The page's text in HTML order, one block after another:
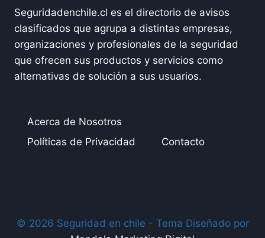
Seguridadenchile.cl es el directorio de avisos
clasificados que agrupa a distintas empresas,
organizaciones y profesionales de la seguridad
que ofrecen sus productos y servicios como
alternativas de solución a sus usuarios.
Acerca de Nosotros
Políticas de Privacidad
Contacto
© 2026 Seguridad en chile - Tema Diseñado por